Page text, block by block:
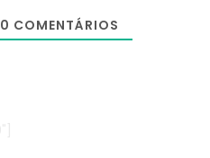
0 COMENTÁRIOS